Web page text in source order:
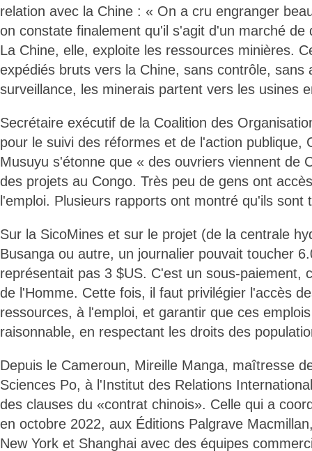
relation avec la Chine : « On a cru engranger
on constate finalement qu'il s'agit d'un marché de
La Chine, elle, exploite les ressources minières.
expédiés bruts vers la Chine, sans contrôle, sans
surveillance, les minerais partent vers les usines
Secrétaire exécutif de la Coalition des
pour le suivi des réformes et de l'action publique,
Musuyu s'étonne que « des ouvriers viennent de
des projets au Congo. Très peu de gens ont
l'emploi. Plusieurs rapports ont montré qu'ils sont
Sur la SicoMines et sur le projet (de la centrale
Busanga ou autre, un journalier pouvait toucher
représentait pas 3 $US. C'est un sous-paiement,
de l'Homme. Cette fois, il faut privilégier l'accès
ressources, à l'emploi, et garantir que ces
raisonnable, en respectant les droits des
Depuis le Cameroun, Mireille Manga, maîtresse
Sciences Po, à l'Institut des Relations
des clauses du «contrat chinois». Celle qui a
en octobre 2022, aux Éditions Palgrave
New York et Shanghai avec des équipes